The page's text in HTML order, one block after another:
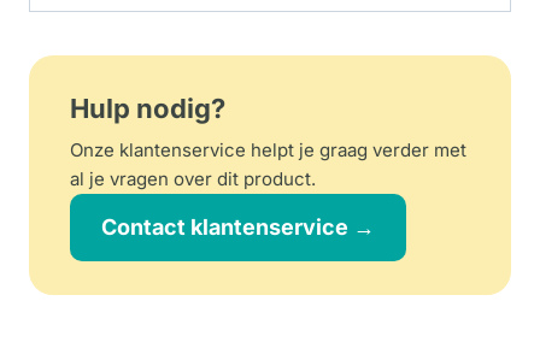
Hulp nodig?
Onze klantenservice helpt je graag verder met
al je vragen over dit product.
Contact klantenservice →